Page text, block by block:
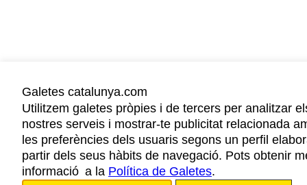
Galetes catalunya.com
Utilitzem galetes pròpies i de tercers per analitzar
nostres serveis i mostrar-te publicitat relacionada
les preferències dels usuaris segons un perfil
partir dels seus hàbits de navegació. Pots obtenir
informació a la Política de Galetes.